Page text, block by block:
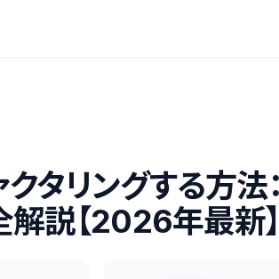
タリングする方法
説【2026年最新】